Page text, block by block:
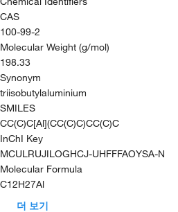
CAS
100-99-2
Molecular Weight (g/mol)
198.33
Synonym
triisobutylaluminium
SMILES
CC(C)C[Al](CC(C)C)CC(C)C
InChI Key
MCULRUJILOGHCJ-UHFFFAOYSA-N
Molecular Formula
C12H27Al
더 보기